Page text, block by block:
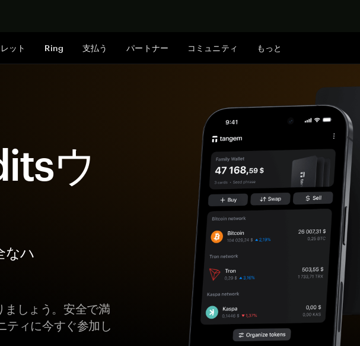
ット Ring 支払う パートナー コミュニティ もっと
ウ
なハ
しょう。安全で満
ティに今すぐ参加し